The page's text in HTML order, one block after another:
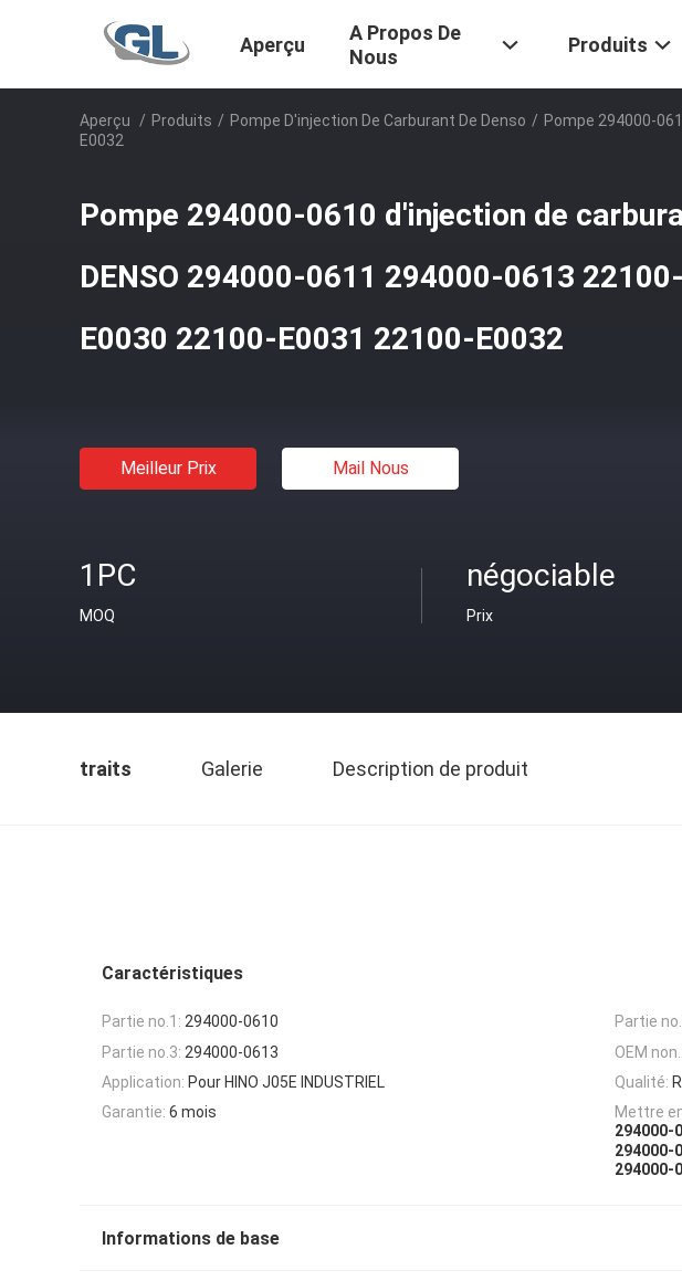
Aperçu
A Propos De
Nous
Produits
Aperçu / Produits / Pompe D'injection De Carburant De Denso / Pompe 294000-
E0032
Pompe 294000-0610 d'injection de
DENSO 294000-0611 294000-0613 22100-
E0030 22100-E0031 22100-E0032
Meilleur Prix Mail Nous
1PC
MOQ
négociable
Prix
traits Galerie Description de produit
Caractéristiques
Partie no.1: 294000-0610 Partie
Partie no.3: 294000-0613 OEM non.:
Application: Pour HINO J05E INDUSTRIEL Qualité:
Garantie: 6 mois
Mettre
294000-
294000-
294000-
Informations de base